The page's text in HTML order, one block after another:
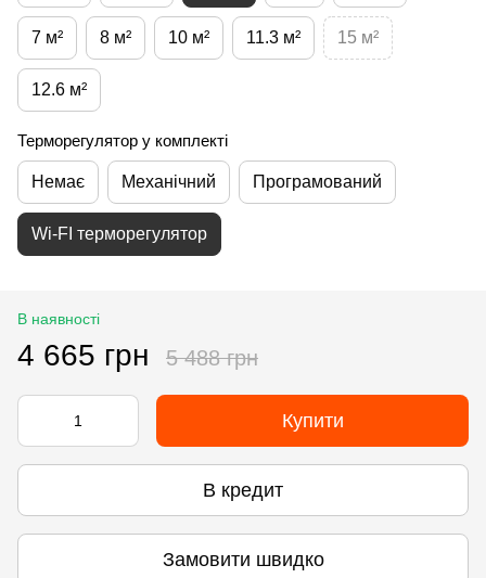
7 м² 8 м² 10 м² 11.3 м² 15 м²
12.6 м²
Терморегулятор у комплекті
Немає Механічний Програмований
Wi-FI терморегулятор
В наявності
4 665 грн 5 488 грн
Купити
В кредит
Замовити швидко